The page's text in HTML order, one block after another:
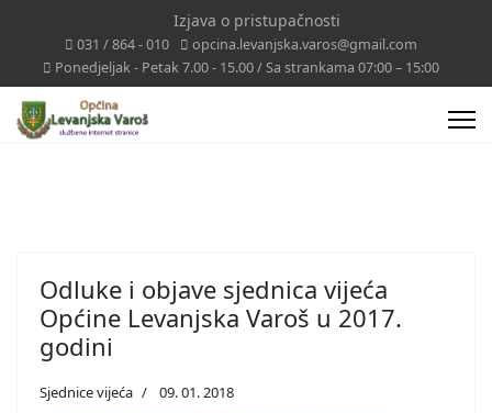
Izjava o pristupačnosti
031 / 864 - 010
opcina.levanjska.varos@gmail.com
Ponedjeljak - Petak 7.00 - 15.00 / Sa strankama 07:00 – 15:00
Odluke i objave sjednica vijeća
Općine Levanjska Varoš u 2017.
godini
Sjednice vijeća 09. 01. 2018